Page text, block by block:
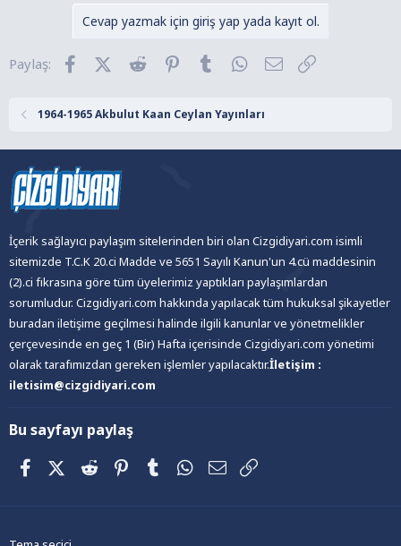
e
Cevap yazmak için giriş yap yada kayıt ol.
Paylaş: FacebookX (Twitter)
Reddit Pinterest
Tumblr WhatsApp
E-posta
1964-1965 Akbulut Kaan Ceylan Yayınları
İçerik sağlayıcı paylaşım sitelerinden biri olan Cizgidiyari.com isimli
sitemizde T.C.K 20.ci Madde ve 5651 Sayılı Kanun'un 4.cü maddesinin
(2).ci fıkrasına göre tüm üyelerimiz yaptıkları paylaşımlardan
sorumludur. Cizgidiyari.com hakkında yapılacak tüm hukuksal şikayetler
buradan iletişime geçilmesi halinde ilgili kanunlar ve yönetmelikler
çerçevesinde en geç 1 (Bir) Hafta içerisinde Cizgidiyari.com yönetimi
olarak tarafımızdan gereken işlemler yapılacaktır.İletişim :
iletisim@cizgidiyari.com
Bu sayfayı paylaş
FacebookX (Twitter)
Reddit PinterestTumblrWhatsApp
E-posta